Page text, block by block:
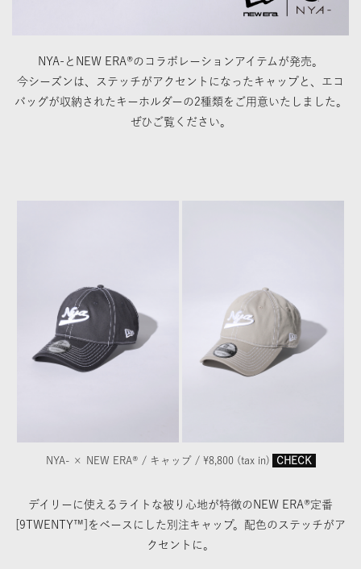
NYA-とNEW ERA®のコラボレーションアイテムが発売。
今シーズンは、ステッチがアクセントになったキャップと、エコ
バッグが収納されたキーホルダーの2種類をご用意いたしました。
ぜひご覧ください。
NYA- × NEW ERA® / キャップ / ¥8,800 (tax in) CHECK
デイリーに使えるライトな被り心地が特徴のNEW ERA®定番
[9TWENTY™]をベースにした別注キャップ。配色のステッチがア
クセントに。